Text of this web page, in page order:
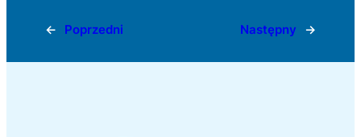
← Poprzedni Następny →